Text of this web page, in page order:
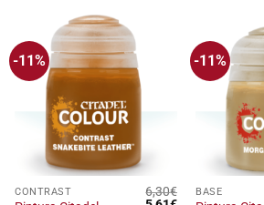
-11%
Añadir
a la
lista
CONTRAST 6,30€
-11%
BASE